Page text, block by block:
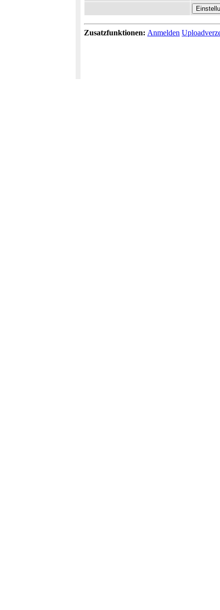
Zusatzfunktionen: Anmelden